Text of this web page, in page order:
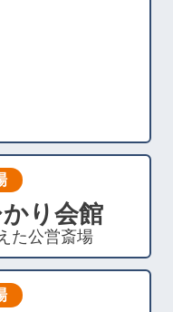
り会館
た公営斎場